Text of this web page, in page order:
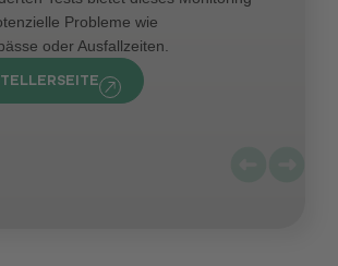
Probleme wie
oder Ausfallzeiten.